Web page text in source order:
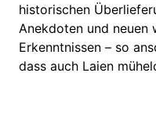
historischen
Anekdoten und neuen
Erkenntnissen – so
dass auch Laien